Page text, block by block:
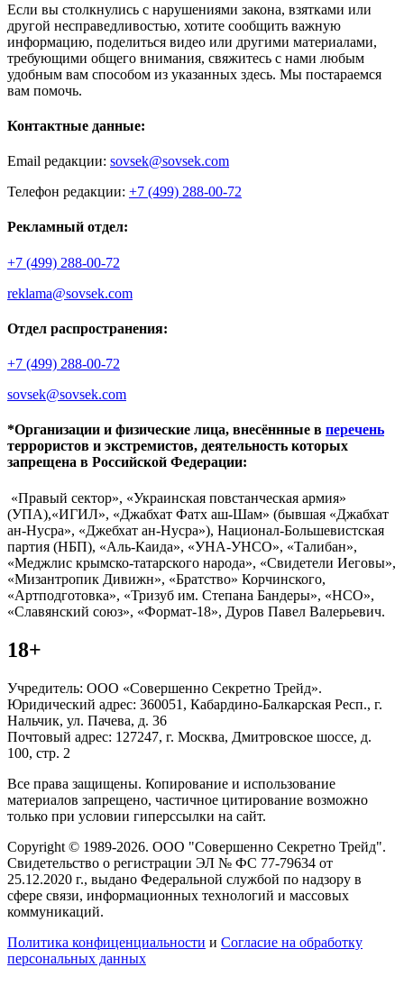
Если вы столкнулись с нарушениями закона, взятками или
другой несправедливостью, хотите сообщить важную
информацию, поделиться видео или другими материалами,
требующими общего внимания, свяжитесь с нами любым
удобным вам способом из указанных здесь. Мы постараемся
вам помочь.
Контактные данные:
Email редакции: sovsek@sovsek.com
Телефон редакции: +7 (499) 288-00-72
Рекламный отдел:
+7 (499) 288-00-72
reklama@sovsek.com
Отдел распространения:
+7 (499) 288-00-72
sovsek@sovsek.com
*Организации и физические лица, внесённные в перечень
террористов и экстремистов, деятельность которых
запрещена в Российской Федерации:
«Правый сектор», «Украинская повстанческая армия»
(УПА),«ИГИЛ», «Джабхат Фатх аш-Шам» (бывшая «Джабхат
ан-Нусра», «Джебхат ан-Нусра»), Национал-Большевистская
партия (НБП), «Аль-Каида», «УНА-УНСО», «Талибан»,
«Меджлис крымско-татарского народа», «Свидетели Иеговы»,
«Мизантропик Дивижн», «Братство» Корчинского,
«Артподготовка», «Тризуб им. Степана Бандеры», «НСО»,
«Славянский союз», «Формат-18», Дуров Павел Валерьевич.
18+
Учредитель: ООО «Совершенно Секретно Трейд».
Юридический адрес: 360051, Кабардино-Балкарская Респ., г.
Нальчик, ул. Пачева, д. 36
Почтовый адрес: 127247, г. Москва, Дмитровское шоссе, д.
100, стр. 2
Все права защищены. Копирование и использование
материалов запрещено, частичное цитирование возможно
только при условии гиперссылки на сайт.
Copyright © 1989-2026. ООО "Совершенно Секретно Трейд".
Свидетельство о регистрации ЭЛ № ФС 77-79634 от
25.12.2020 г., выдано Федеральной службой по надзору в
сфере связи, информационных технологий и массовых
коммуникаций.
Политика конфиценциальности и Согласие на обработку
персональных данных